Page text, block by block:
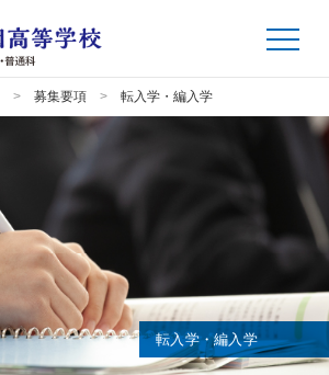
募集要項 転入学・編入学
転入学・編入学